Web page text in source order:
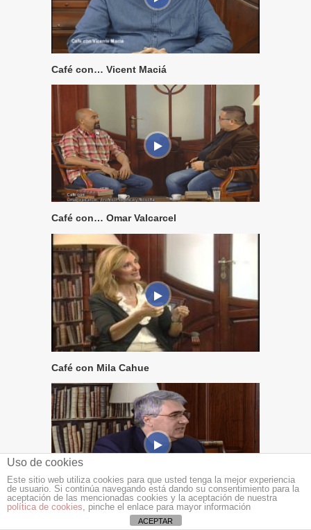
Café con… Vicent Maciá
Café con… Omar Valcarcel
Café con Mila Cahue
Café con… Padre Jesús García, Párroco de
Uso de cookies
Este sitio web utiliza cookies para que usted tenga la mejor experiencia
de usuario. Si continúa navegando está dando su consentimiento para la
aceptación de las mencionadas cookies y la aceptación de nuestra
política de cookies, pinche el enlace para mayor información
ACEPTAR